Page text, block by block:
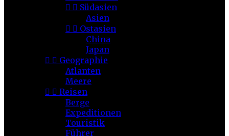
  Südasien
Asien
  Ostasien
China
Japan
  Geographie
Atlanten
Meere
  Reisen
Berge
Expeditionen
Touristik
Führer